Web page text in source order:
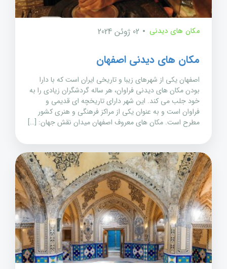
مکان های دیدنی 02 ژوئن 2024
مکان های دیدنی اصفهان
اصفهان یکی از شهرهای زیبا و تاریخی ایران است که با دارا
بودن مکان های دیدنی فراوان، هر ساله گردشگران زیادی را به
خود جلب می کند. این شهر دارای تاریخچه ای قدیمی و
فراوان است و به عنوان یکی از مراکز فرهنگی و هنری کشور
مطرح است. مکان های معروف اصفهان میدان نقش جهان: […]